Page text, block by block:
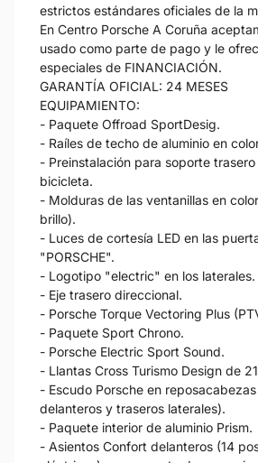
estrictos estándares oficiales de la
En Centro Porsche A Coruña
usado como parte de pago y le
especiales de FINANCIACIÓN.
GARANTÍA OFICIAL: 24 MESES
EQUIPAMIENTO:
- Paquete Offroad SportDesig.
- Raíles de techo de aluminio en
- Preinstalación para soporte
bicicleta.
- Molduras de las ventanillas en
brillo).
- Luces de cortesía LED en las
"PORSCHE".
- Logotipo "electric" en los laterales.
- Eje trasero direccional.
- Porsche Torque Vectoring Plus
- Paquete Sport Chrono.
- Porsche Electric Sport Sound.
- Llantas Cross Turismo Design de
- Escudo Porsche en
delanteros y traseros laterales).
- Paquete interior de aluminio Prism.
- Asientos Confort delanteros (14